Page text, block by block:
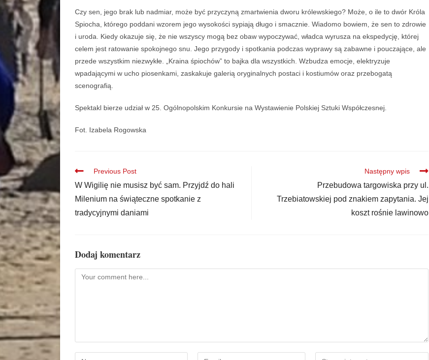
Czy sen, jego brak lub nadmiar, może być przyczyną zmartwienia dworu królewskiego? Może, o ile to dwór Króla
Spiocha, którego poddani wzorem jego wysokości sypiają długo i smacznie. Wiadomo bowiem, że sen to zdrowie
i uroda. Kiedy okazuje się, że nie wszyscy mogą bez obaw wypoczywać, władca wyrusza na ekspedycję, której
celem jest ratowanie spokojnego snu. Jego przygody i spotkania podczas wyprawy są zabawne i pouczające, ale
przede wszystkim niezwykłe. „Kraina śpiochów” to bajka dla wszystkich. Wzbudza emocje, elektryzuje
wpadającymi w ucho piosenkami, zaskakuje galerią oryginalnych postaci i kostiumów oraz przebogatą
scenografią.
Spektakl bierze udział w 25. Ogólnopolskim Konkursie na Wystawienie Polskiej Sztuki Współczesnej.
Fot. Izabela Rogowska
Previous Post
W Wigilię nie musisz być sam. Przyjdź do hali
Milenium na świąteczne spotkanie z
tradycyjnymi daniami
Następny wpis
Przebudowa targowiska przy ul.
Trzebiatowskiej pod znakiem zapytania. Jej
koszt rośnie lawinowo
Dodaj komentarz